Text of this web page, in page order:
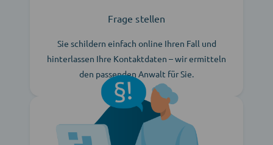
Frage stellen
Sie schildern einfach online Ihren Fall und
hinterlassen Ihre Kontaktdaten – wir ermitteln
den passenden Anwalt für Sie.